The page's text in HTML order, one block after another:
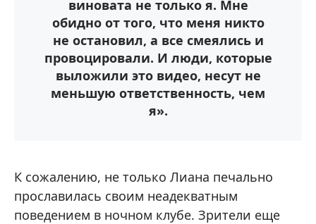
виновата не только я. Мне
обидно от того, что меня никто
не остановил, а все смеялись и
провоцировали. И люди, которые
выложили это видео, несут не
меньшую ответственность, чем
я».
К сожалению, не только Лиана печально
прославилась своим неадекватным
поведением в ночном клубе. Зрители еще